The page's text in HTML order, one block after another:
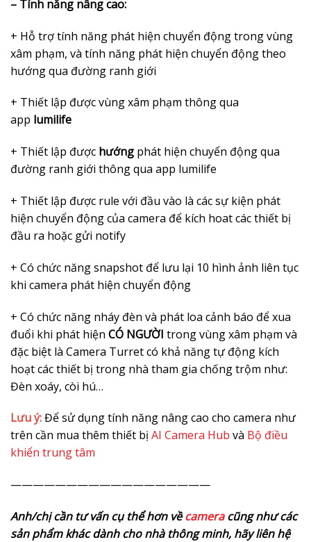
– Tính năng nâng cao:
+ Hỗ trợ tính năng phát hiện chuyển động trong vùng
xâm phạm, và tính năng phát hiện chuyển động theo
hướng qua đường ranh giới
+ Thiết lập được vùng xâm phạm thông qua
app lumilife
+ Thiết lập được hướng phát hiện chuyển động qua
đường ranh giới thông qua app lumilife
+ Thiết lập được rule với đầu vào là các sự kiện phát
hiện chuyển động của camera để kích hoat các thiết bị
đầu ra hoặc gửi notify
+ Có chức năng snapshot để lưu lại 10 hình ảnh liên tục
khi camera phát hiện chuyển động
+ Có chức năng nháy đèn và phát loa cảnh báo để xua
đuổi khi phát hiện CÓ NGƯỜI trong vùng xâm phạm và
đặc biệt là Camera Turret có khả năng tự động kích
hoạt các thiết bị trong nhà tham gia chống trộm như:
Đèn xoáy, còi hú…
Lưu ý:Để sử dụng tính năng nâng cao cho camera như
trên cần mua thêm thiết bị AI Camera Hub và Bộ điều
khiển trung tâm
——————————————————
Anh/chị cần tư vấn cụ thể hơn vềcameracũng như các
sản phẩm khác dành cho nhà thông minh, hãy liên hệ